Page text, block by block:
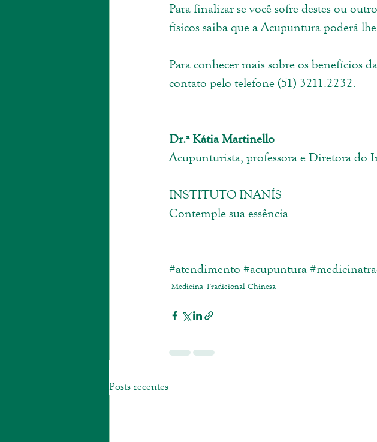
Para finalizar se você sofre destes ou
físicos saiba que a Acupuntura poderá
Para conhecer mais sobre os benefícios
contato pelo telefone (51) 3211.2232.
Dr.ª Kátia Martinello
Acupunturista, professora e Diretora do
INSTITUTO INANÍS
Contemple sua essência
#atendimento #acupuntura
Medicina Tradicional Chinesa
Posts recentes